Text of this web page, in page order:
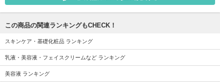
この商品の関連ランキングもCHECK！
スキンケア・基礎化粧品 ランキング
乳液・美容液・フェイスクリームなど ランキング
美容液 ランキング